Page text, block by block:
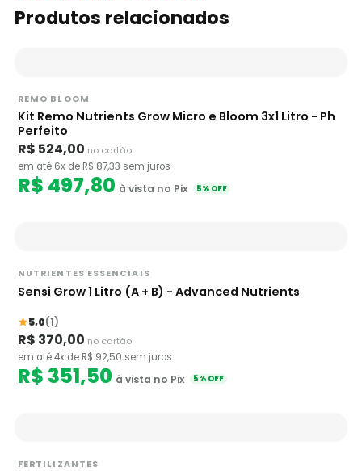
Produtos relacionados
REMO BLOOM
Kit Remo Nutrients Grow Micro e Bloom 3x1 Litro - Ph
Perfeito
R$ 524,00 no cartão
em até 6x de R$ 87,33 sem juros
R$ 497,80 à vista no Pix 5% OFF
NUTRIENTES ESSENCIAIS
Sensi Grow 1 Litro (A + B) - Advanced Nutrients
5,0(1)
R$ 370,00 no cartão
em até 4x de R$ 92,50 sem juros
R$ 351,50 à vista no Pix 5% OFF
FERTILIZANTES